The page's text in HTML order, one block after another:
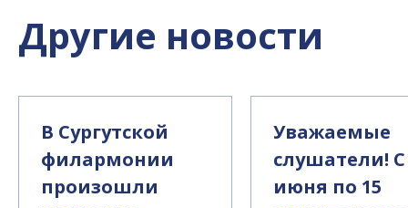
Другие новости
В Сургутской
филармонии
произошли
Уважаемые
слушатели! С
июня по 15